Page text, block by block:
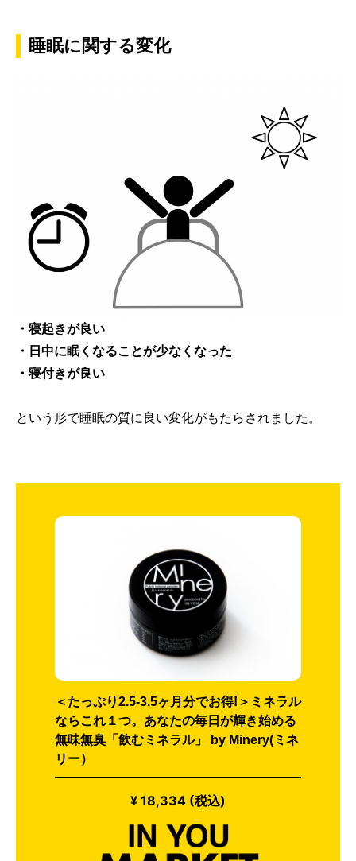
睡眠に関する変化
・寝起きが良い
・日中に眠くなることが少なくなった
・寝付きが良い
という形で睡眠の質に良い変化がもたらされました。
＜たっぷり2.5-3.5ヶ月分でお得!＞ミネラル
ならこれ１つ。あなたの毎日が輝き始める
無味無臭「飲むミネラル」 by Minery(ミネ
リー）
¥ 18,334 (税込)